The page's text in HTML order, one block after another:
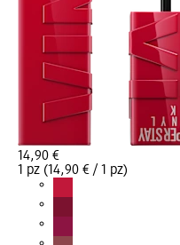
14,90 €
1 pz (14,90 € / 1 pz)